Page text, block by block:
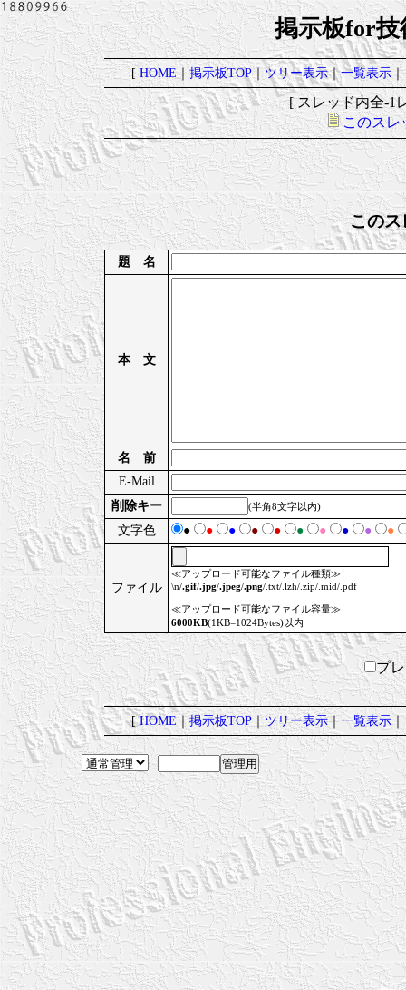
掲示板for技
[HOME｜掲示板TOP｜ツリー表示｜一覧表示｜
[ スレッド内全-
このスレ
このス
題 名
本 文
名 前
E-Mail
削除キー
(半角8文字以内)
文字色 ● ● ● ● ● ● ● ● ● ●
ファイル
≪アップロード可能なファイル種類≫
\n/.gif/.jpg/.jpeg/.png/.txt/.lzh/.zip/.mid/.pdf
≪アップロード可能なファイル容量≫
6000KB(1KB=1024Bytes)以内
プ
[HOME｜掲示板TOP｜ツリー表示｜一覧表示｜